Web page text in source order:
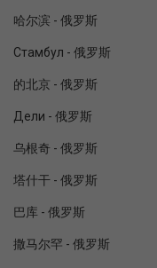
哈尔滨 - 俄罗斯
Стамбул - 俄罗斯
的北京 - 俄罗斯
Дели - 俄罗斯
乌根奇 - 俄罗斯
塔什干 - 俄罗斯
巴库 - 俄罗斯
撒马尔罕 - 俄罗斯